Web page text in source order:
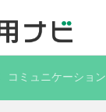
コミュニケーション